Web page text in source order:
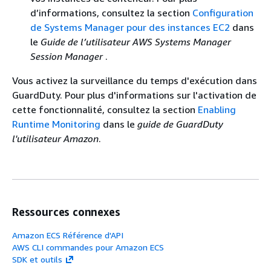
d’informations, consultez la section Configuration
de Systems Manager pour des instances EC2 dans
le Guide de l’utilisateur AWS Systems Manager
Session Manager .
Vous activez la surveillance du temps d'exécution dans
GuardDuty. Pour plus d'informations sur l'activation de
cette fonctionnalité, consultez la section Enabling
Runtime Monitoring dans le guide de GuardDuty
l'utilisateur Amazon.
Ressources connexes
Amazon ECS Référence d'API
AWS CLI commandes pour Amazon ECS
SDK et outils